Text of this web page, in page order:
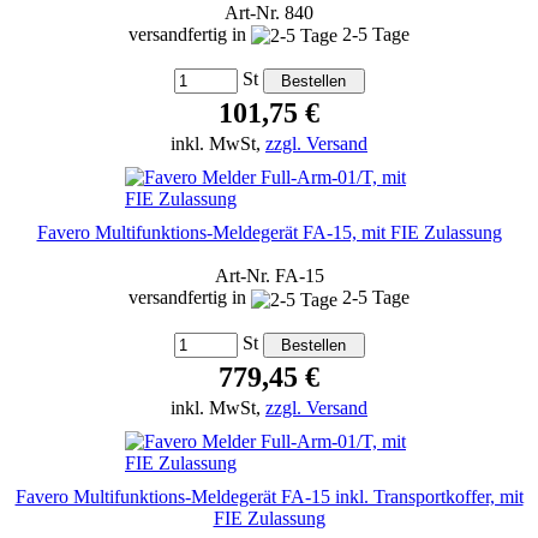
Art-Nr. 840
versandfertig in
2-5 Tage
St
101,75 €
inkl. MwSt, zzgl. Versand
Favero Multifunktions-Meldegerät FA-15, mit FIE Zulassung
Art-Nr. FA-15
versandfertig in
2-5 Tage
St
779,45 €
inkl. MwSt, zzgl. Versand
Favero Multifunktions-Meldegerät FA-15 inkl. Transportkoffer, mit
FIE Zulassung